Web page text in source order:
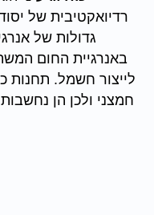
רדיואקטיבית של
גדולות של
באנרגיית החום
לייצור חשמל. תחנות
חמצני ולכן הן